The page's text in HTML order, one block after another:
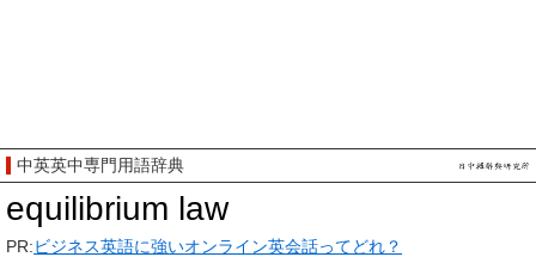
中英英中専門用語辞典
equilibrium law
PR:ビジネス英語に強いオンライン英会話ってどれ？